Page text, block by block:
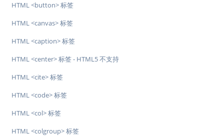
HTML <button> 标签
HTML <canvas> 标签
HTML <caption> 标签
HTML <center> 标签 - HTML5 不支持
HTML <cite> 标签
HTML <code> 标签
HTML <col> 标签
HTML <colgroup> 标签